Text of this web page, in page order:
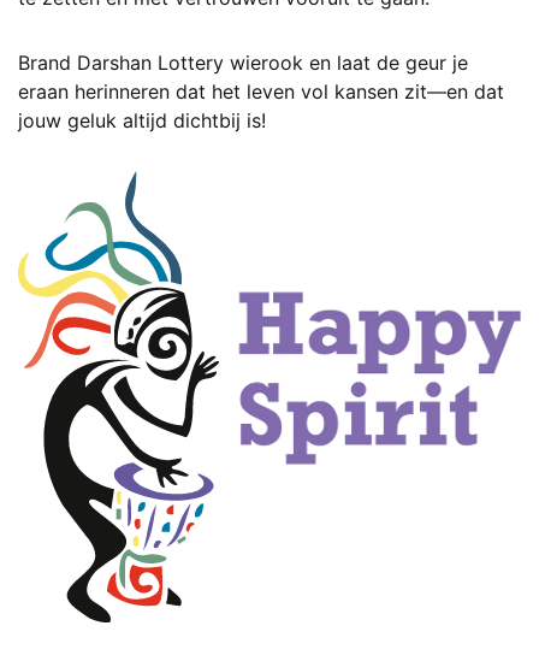
Brand Darshan Lottery wierook en laat de geur je
eraan herinneren dat het leven vol kansen zit—en dat
jouw geluk altijd dichtbij is!